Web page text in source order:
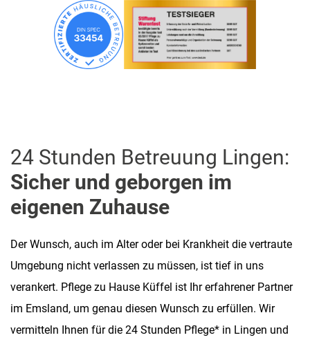
24 Stunden Betreuung Lingen:
Sicher und geborgen im
eigenen Zuhause
Der Wunsch, auch im Alter oder bei Krankheit die vertraute
Umgebung nicht verlassen zu müssen, ist tief in uns
verankert. Pflege zu Hause Küffel ist Ihr erfahrener Partner
im Emsland, um genau diesen Wunsch zu erfüllen. Wir
vermitteln Ihnen für die 24 Stunden Pflege* in Lingen und